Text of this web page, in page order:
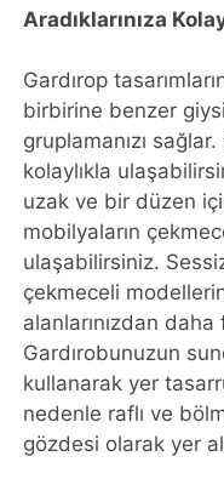
Aradıklarınıza
Gardırop
birbirine benzer
gruplamanızı
kolaylıkla
uzak ve bir düzen
mobilyaların
ulaşabilirsiniz.
çekmeceli
alanlarınızdan daha
Gardırobunuzun
kullanarak yer
nedenle raflı ve
gözdesi olarak yer